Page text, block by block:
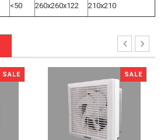
<50 260x260x122 210x210
SALE